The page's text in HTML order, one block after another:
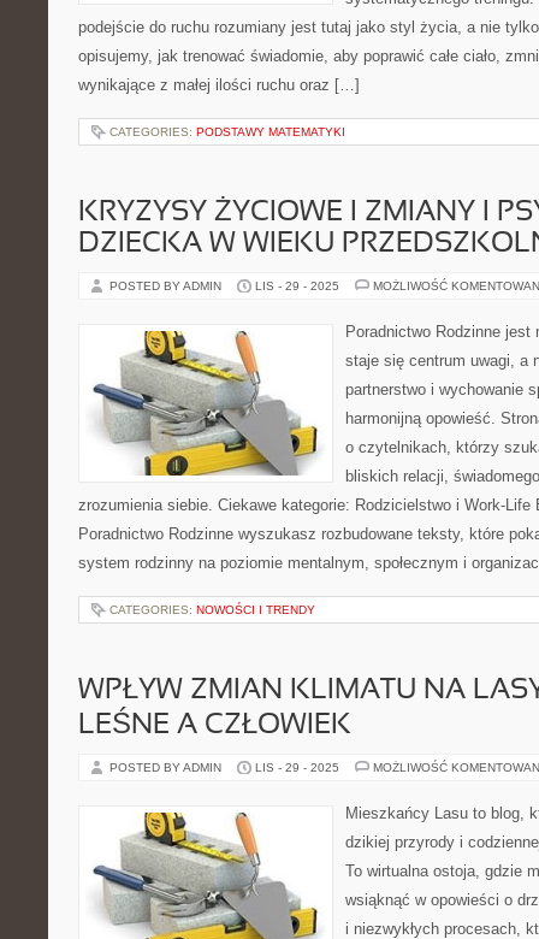
podejście do ruchu rozumiany jest tutaj jako styl życia, a nie
opisujemy, jak trenować świadomie, aby poprawić całe ciało,
wynikające z małej ilości ruchu oraz […]
CATEGORIES: PODSTAWY MATEMATYKI
KRYZYSY ŻYCIOWE I ZMIANY I
DZIECKA W WIEKU
POSTED BY ADMIN LIS - 29 - 2025 MOŻLIWOŚĆ
Poradnictwo Rodzinne
staje się centrum uwagi, a
partnerstwo i wychowanie
harmonijną opowieść.
o czytelnikach, którzy
bliskich relacji,
zrozumienia siebie. Ciekawe kategorie: Rodzicielstwo i Work-Life
Poradnictwo Rodzinne wyszukasz rozbudowane teksty, które
system rodzinny na poziomie mentalnym, społecznym i
CATEGORIES: NOWOŚCI I TRENDY
WPŁYW ZMIAN KLIMATU NA
LEŚNE A CZŁOWIEK
POSTED BY ADMIN LIS - 29 - 2025 MOŻLIWOŚĆ
Mieszkańcy Lasu to blog,
dzikiej przyrody i
To wirtualna ostoja, gdzie
wsiąknąć w opowieści o
i niezwykłych procesach,